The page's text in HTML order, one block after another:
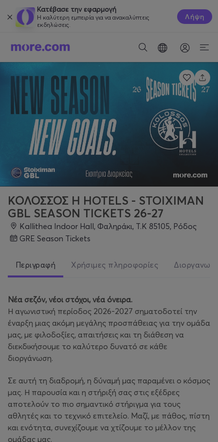
Κατέβασε την εφαρμογή
Η καλύτερη εμπειρία για να ανακαλύπτεις
εκδηλώσεις.
Λήψη
ΚΟΛΟΣΣΟΣ H HOTELS - STOIXIMAN
GBL SEASON TICKETS 26-27
Kallithea Indoor Hall, Φαληράκι, Τ.Κ 85105, Ρόδος
GRE Season Τickets
Περιγραφή Χρήσιμες πληροφορίες
Νέα σεζόν, νέοι στόχοι, νέα όνειρα.
Η αγωνιστική περίοδος 2026-2027 σηματοδοτεί την
έναρξη μιας ακόμη μεγάλης προσπάθειας για την ομάδα
μας, με φιλοδοξίες, απαιτήσεις και τη διάθεση να
διεκδικήσουμε το καλύτερο δυνατό σε κάθε
διοργάνωση.
Σε αυτή τη διαδρομή, η δύναμή μας παραμένει ο κόσμος
μας. Η παρουσία και η στήριξή σας στις εξέδρες
αποτελούν το πιο σημαντικό στήριγμα για τους
αθλητές και το τεχνικό επιτελείο. Μαζί, με πάθος, πίστη
και ενότητα, συνεχίζουμε να χτίζουμε το μέλλον της
ομάδας μας.